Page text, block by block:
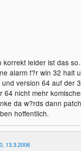
dann alte 32bit
Und erst recht, wenn
ein 16bit Programm
das soll angeblich gar
feunktionieren!?
korrekt leider ist das
alarm f?r win 32 halt
und version 64 auf der
64 nicht mehr
da w?rds dann
hoffentlich.
13.3.2006